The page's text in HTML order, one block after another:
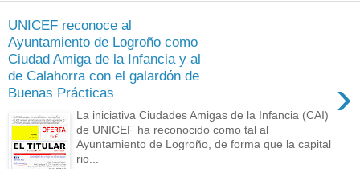
UNICEF reconoce al
Ayuntamiento de Logroño como
Ciudad Amiga de la Infancia y al
de Calahorra con el galardón de
Buenas Prácticas
›
La iniciativa Ciudades Amigas de la Infancia (CAI)
de UNICEF ha reconocido como tal al
Ayuntamiento de Logroño, de forma que la capital
rio...